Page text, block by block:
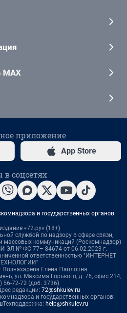
MAX
приложение
App Store
соцсетях
и государственных органов
«72.ру» (18+)
службой по надзору в сфере связи,
массовых коммуникаций (Роскомнадзор)
ЭЛ № ФС 77– 84674 от 06.02.2023 г.
ответственностью "ИНТЕРНЕТ
Познахарева Елена Павловна
ул. Максима Горького, д. 76, офис 214,
56-72-72 (доб. 3736)
редакции: 72@shkulev.ru
и государственных органов:
Техподдержка: help@shkulev.ru